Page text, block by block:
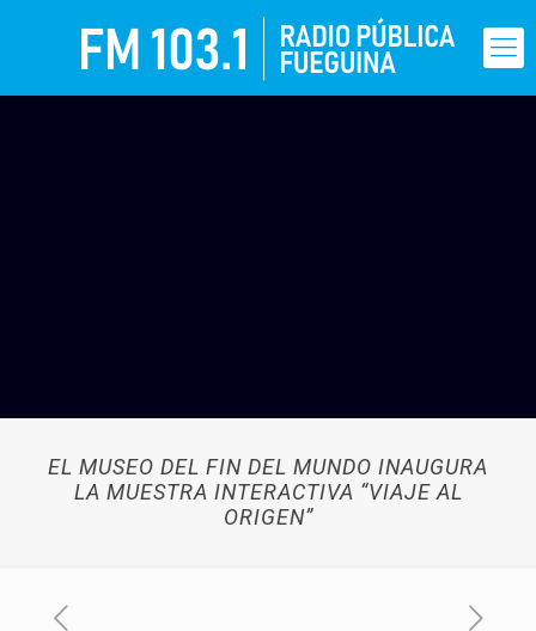
EL MUSEO DEL FIN DEL MUNDO INAUGURA
LA MUESTRA INTERACTIVA “VIAJE AL
ORIGEN”